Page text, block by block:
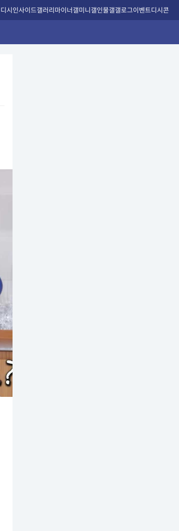
디시인사이드갤러리마이너갤미니갤인물갤갤로그이벤트디시콘